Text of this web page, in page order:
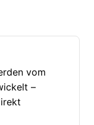
vom
–